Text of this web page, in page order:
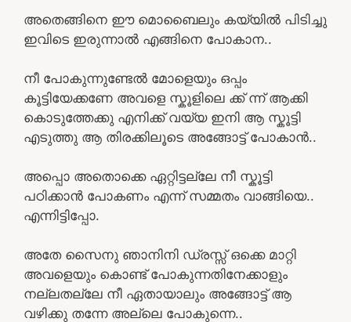
അതെങ്ങിനെ ഈ മൊബൈലും കയ്യിൽ പിടിച്ചു
ഇവിടെ ഇരുന്നാൽ എങ്ങിനെ പോകാന..
നീ പോകുന്നുണ്ടേൽ മോളെയും ഒപ്പം
കൂട്ടിയേക്കണേ അവളെ സ്കൂളിലെ ക്ക് ന്ന്‌ ആക്കി
കൊടുത്തേക്കു എനിക്ക് വയ്യ ഇനി ആ സ്കൂട്ടി
എടുത്തു ആ തിരക്കിലൂടെ അങ്ങോട്ട്‌ പോകാൻ..
അപ്പൊ അതൊക്കെ ഏറ്റിട്ടല്ലേ നീ സ്കൂട്ടി
പഠിക്കാൻ പോകണം എന്ന് സമ്മതം വാങ്ങിയെ..
എന്നിട്ടിപ്പോ.
അതേ സൈനു ഞാനിനി ഡ്രസ്സ്‌ ഒക്കെ മാറ്റി
അവളെയും കൊണ്ട് പോകുന്നതിനേക്കാളും
നല്ലതല്ലേ നീ ഏതായാലും അങ്ങോട്ട്‌ ആ
വഴിക്കു തന്നേ അല്ലെ പോകുന്നെ..